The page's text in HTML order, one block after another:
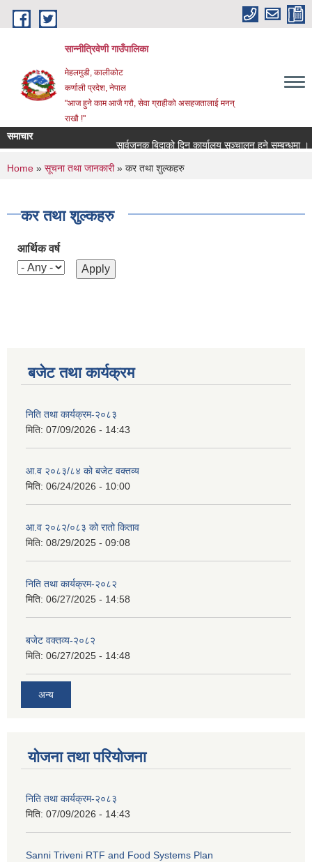
Skip to main content
सान्नीत्रिवेणी गाउँपालिका
मेहलमुडी, कालीकोट
कर्णाली प्रदेश, नेपाल
"आज हुने काम आजै गरौ, सेवा ग्राहीको असहजतालाई मनन्
राखौ !"
समाचार
सार्वजनुक बिदाको दिन कार्यालय सञ्चालन हुने सम्बन्धमा ।
You are here
Home » सूचना तथा जानकारी» कर तथा शुल्कहरु
कर तथा शुल्कहरु
आर्थिक वर्ष
बजेट तथा कार्यक्रम
निति तथा कार्यक्रम-२०८३
मिति: 07/09/2026 - 14:43
आ.व २०८३/८४ को बजेट वक्तव्य
मिति: 06/24/2026 - 10:00
आ.व २०८२/०८३ को रातो किताव
मिति: 08/29/2025 - 09:08
निति तथा कार्यक्रम-२०८२
मिति: 06/27/2025 - 14:58
बजेट वक्तव्य-२०८२
मिति: 06/27/2025 - 14:48
अन्य
योजना तथा परियोजना
निति तथा कार्यक्रम-२०८३
मिति: 07/09/2026 - 14:43
Sanni Triveni RTF and Food Systems Plan